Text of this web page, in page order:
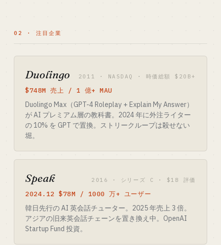
02 · 注目企業
Duolingo 2011 · NASDAQ · 時価総額 $20B+
$748M 売上 / 1 億+ MAU
Duolingo Max（GPT-4 Roleplay + Explain My Answer）
が AI プレミアム層の教科書。2024 年に外注ライター
の 10% を GPT で置換。ストリークループは殺せない
堀。
Speak 2016 · シリーズ C · $1B 評価
2024.12 $78M / 1000 万+ ユーザー
韓日先行の AI 英会話チューター。2025 年売上 3 倍。
アジアの旧来英会話チェーンを置き換え中。OpenAI
Startup Fund 投資。